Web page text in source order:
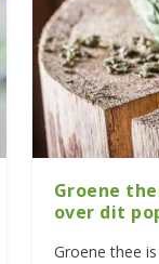
Groene
over dit
Groene thee